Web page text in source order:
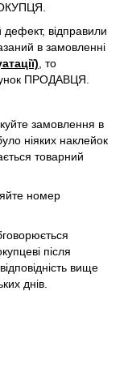
відправили
в замовленні
, то
ПРОДАВЦЯ.
замовлення в
ніяких наклейок
товарний
номер
після
вище
днів.